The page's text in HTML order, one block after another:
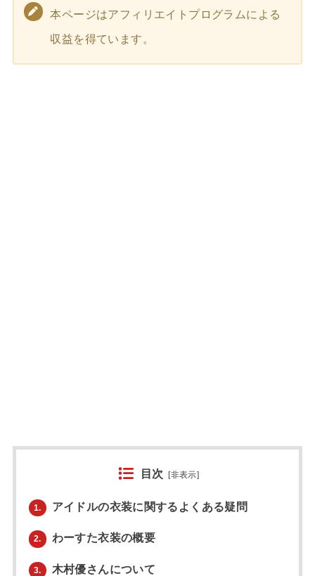
本ページはアフィリエイトプログラムによる
収益を得ています。
目次 [非表示]
1. アイドルの衣装に関するよくある疑問
2. わーすた衣装の概要
3. 木村優さんについて